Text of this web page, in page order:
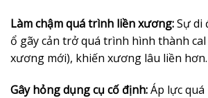
Làm chậm quá trình liền xương:Sự di
ổ gãy cản trở quá trình hình thành
xương mới), khiến xương lâu liền hơn.
Gây hỏng dụng cụ cố định:Áp lực